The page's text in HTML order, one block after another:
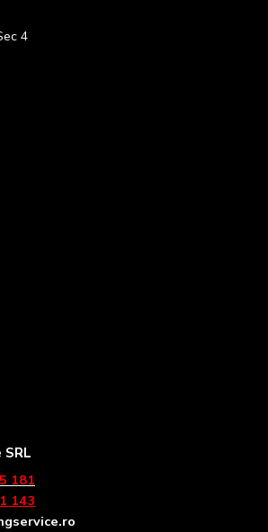
4
181
143